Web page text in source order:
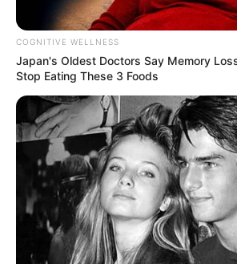
How To Get An Erection Even After
COGNITIVE WELLNESS
Japan's Oldest Doctors Say Me​mory
Stop Eating These 3 Foods